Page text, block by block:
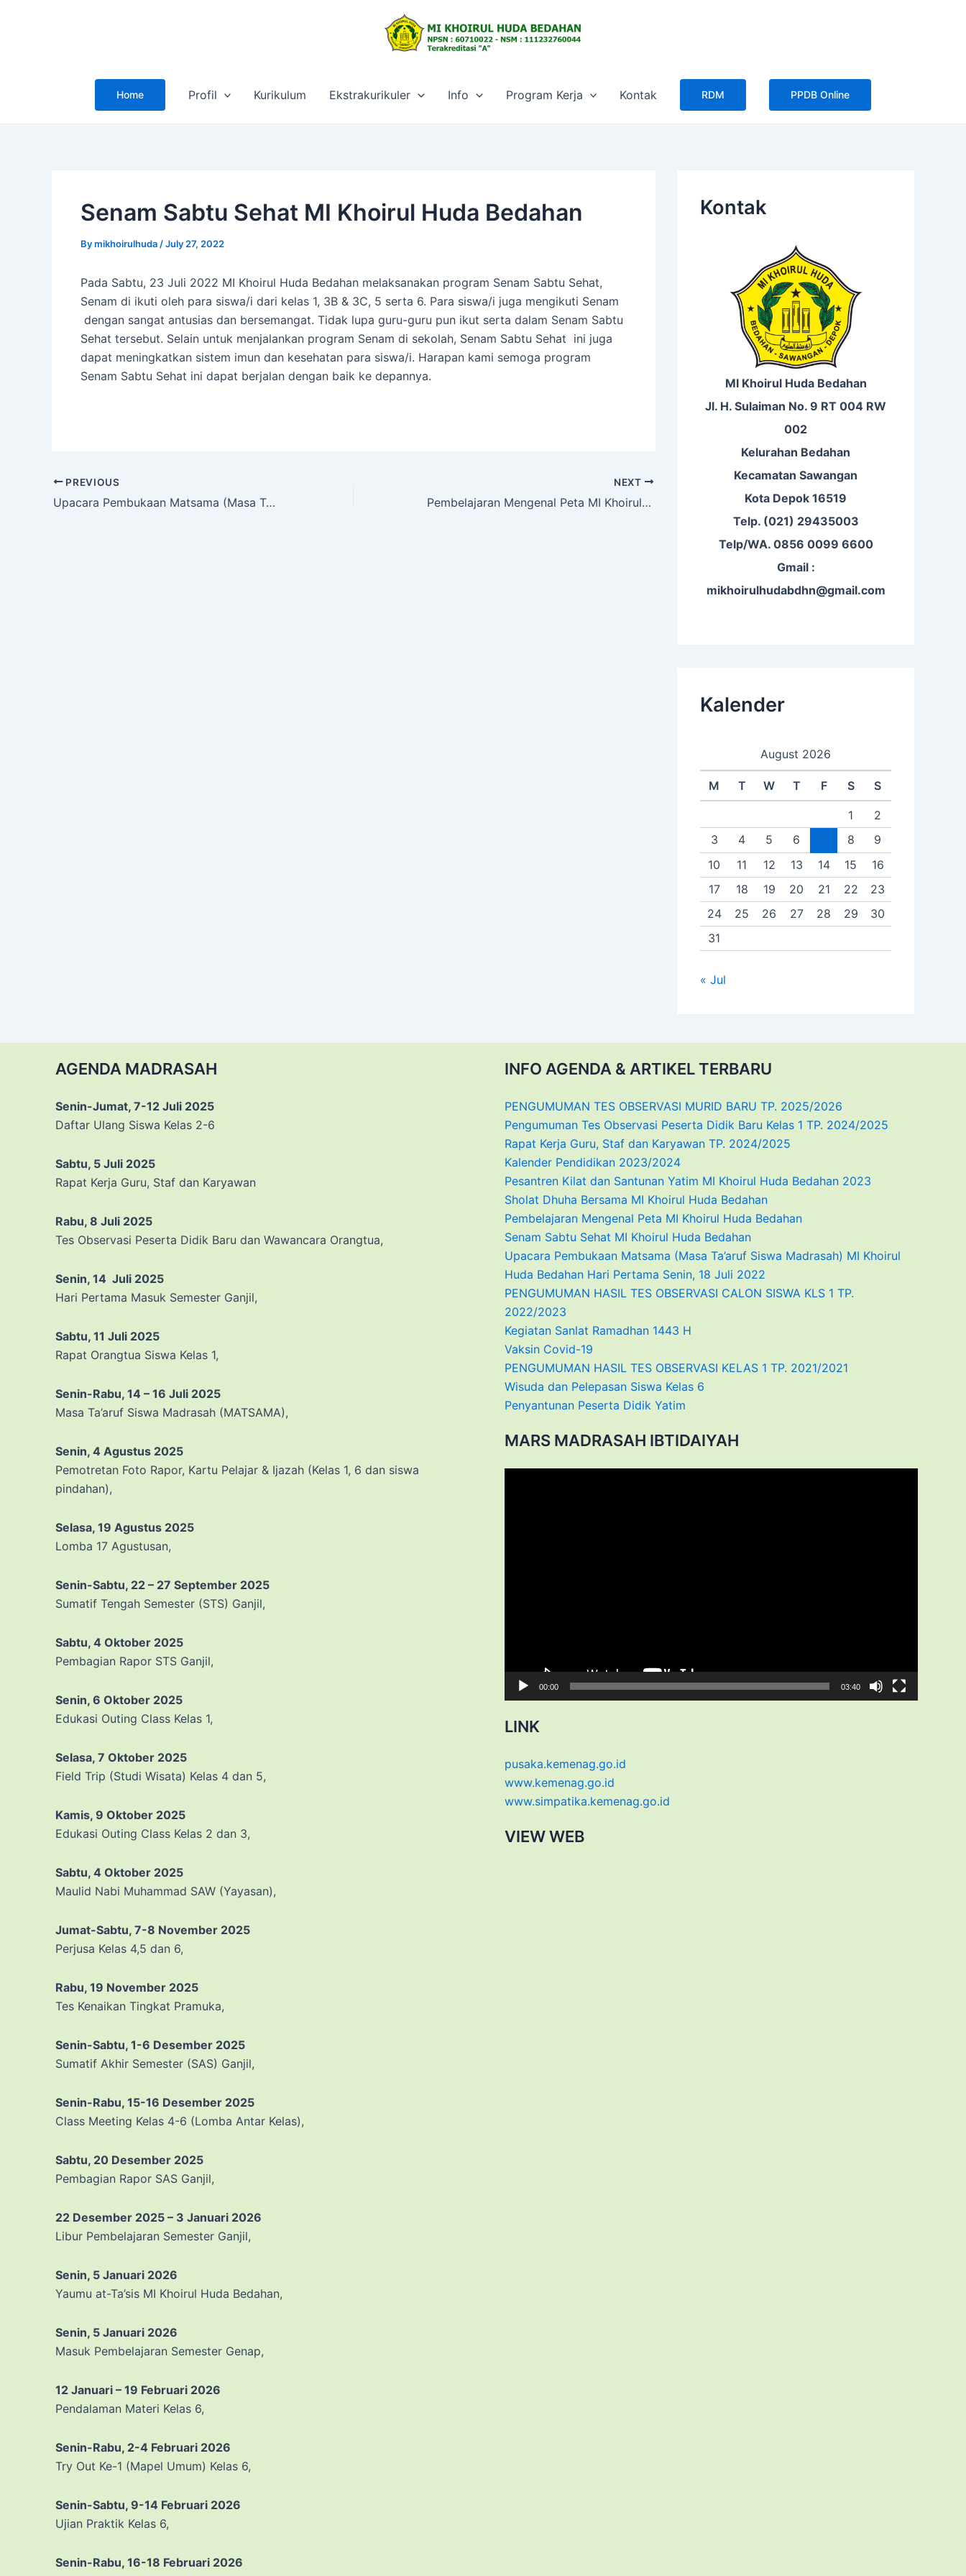
Home Profil Kurikulum Ekstrakurikuler Info Program Kerja Kontak RDM PPDB Online
Senam Sabtu Sehat MI Khoirul Huda Bedahan
Bymikhoirulhuda /July 27, 2022
Pada Sabtu, 23 Juli 2022 MI Khoirul Huda Bedahan melaksanakan program Senam Sabtu Sehat,
Senam di ikuti oleh para siswa/i dari kelas 1, 3B & 3C, 5 serta 6. Para siswa/i juga mengikuti Senam
dengan sangat antusias dan bersemangat. Tidak lupa guru-guru pun ikut serta dalam Senam Sabtu
Sehat tersebut. Selain untuk menjalankan program Senam di sekolah, Senam Sabtu Sehat ini juga
dapat meningkatkan sistem imun dan kesehatan para siswa/i. Harapan kami semoga program
Senam Sabtu Sehat ini dapat berjalan dengan baik ke depannya.
Post
navigation
PREVIOUS
Upacara Pembukaan Matsama (Masa Ta’aruf Siswa Madrasah) MI Khoirul Huda Bedahan Hari Pertama Senin, 18 Juli 2022
NEXT
Pembelajaran Mengenal Peta MI Khoirul Huda Bedahan
Kontak
MI Khoirul Huda Bedahan
Jl. H. Sulaiman No. 9 RT 004 RW
002
Kelurahan Bedahan
Kecamatan Sawangan
Kota Depok 16519
Telp. (021) 29435003
Telp/WA. 0856 0099 6600
Gmail :
mikhoirulhudabdhn@gmail.com
Kalender
August 2026
M T W T F S S
1
2
3
4 5 6 8
9
10
11 12 13 14 15
16
17
18 19 20 21 22
23
24
25 26 27 28 29
30
31
« Jul
AGENDA MADRASAH
Senin-Jumat, 7-12 Juli 2025
Daftar Ulang Siswa Kelas 2-6
Sabtu, 5 Juli 2025
Rapat Kerja Guru, Staf dan Karyawan
Rabu, 8 Juli 2025
Tes Observasi Peserta Didik Baru dan Wawancara Orangtua,
Senin, 14 Juli 2025
Hari Pertama Masuk Semester Ganjil,
Sabtu, 11 Juli 2025
Rapat Orangtua Siswa Kelas 1,
Senin-Rabu, 14 – 16 Juli 2025
Masa Ta’aruf Siswa Madrasah (MATSAMA),
Senin, 4 Agustus 2025
Pemotretan Foto Rapor, Kartu Pelajar & Ijazah (Kelas 1, 6 dan siswa
pindahan),
Selasa, 19 Agustus 2025
Lomba 17 Agustusan,
Senin-Sabtu, 22 – 27 September 2025
Sumatif Tengah Semester (STS) Ganjil,
Sabtu, 4 Oktober 2025
Pembagian Rapor STS Ganjil,
Senin, 6 Oktober 2025
Edukasi Outing Class Kelas 1,
Selasa, 7 Oktober 2025
Field Trip (Studi Wisata) Kelas 4 dan 5,
Kamis, 9 Oktober 2025
Edukasi Outing Class Kelas 2 dan 3,
Sabtu, 4 Oktober 2025
Maulid Nabi Muhammad SAW (Yayasan),
Jumat-Sabtu, 7-8 November 2025
Perjusa Kelas 4,5 dan 6,
Rabu, 19 November 2025
Tes Kenaikan Tingkat Pramuka,
Senin-Sabtu, 1-6 Desember 2025
Sumatif Akhir Semester (SAS) Ganjil,
Senin-Rabu, 15-16 Desember 2025
Class Meeting Kelas 4-6 (Lomba Antar Kelas),
Sabtu, 20 Desember 2025
Pembagian Rapor SAS Ganjil,
22 Desember 2025 – 3 Januari 2026
Libur Pembelajaran Semester Ganjil,
Senin, 5 Januari 2026
Yaumu at-Ta’sis MI Khoirul Huda Bedahan,
Senin, 5 Januari 2026
Masuk Pembelajaran Semester Genap,
12 Januari – 19 Februari 2026
Pendalaman Materi Kelas 6,
Senin-Rabu, 2-4 Februari 2026
Try Out Ke-1 (Mapel Umum) Kelas 6,
Senin-Sabtu, 9-14 Februari 2026
Ujian Praktik Kelas 6,
Senin-Rabu, 16-18 Februari 2026
INFO AGENDA & ARTIKEL TERBARU
PENGUMUMAN TES OBSERVASI MURID BARU TP. 2025/2026
Pengumuman Tes Observasi Peserta Didik Baru Kelas 1 TP. 2024/2025
Rapat Kerja Guru, Staf dan Karyawan TP. 2024/2025
Kalender Pendidikan 2023/2024
Pesantren Kilat dan Santunan Yatim MI Khoirul Huda Bedahan 2023
Sholat Dhuha Bersama MI Khoirul Huda Bedahan
Pembelajaran Mengenal Peta MI Khoirul Huda Bedahan
Senam Sabtu Sehat MI Khoirul Huda Bedahan
Upacara Pembukaan Matsama (Masa Ta’aruf Siswa Madrasah) MI Khoirul
Huda Bedahan Hari Pertama Senin, 18 Juli 2022
PENGUMUMAN HASIL TES OBSERVASI CALON SISWA KLS 1 TP.
2022/2023
Kegiatan Sanlat Ramadhan 1443 H
Vaksin Covid-19
PENGUMUMAN HASIL TES OBSERVASI KELAS 1 TP. 2021/2021
Wisuda dan Pelepasan Siswa Kelas 6
Penyantunan Peserta Didik Yatim
MARS MADRASAH IBTIDAIYAH
00:00 03:40
LINK
pusaka.kemenag.go.id
www.kemenag.go.id
www.simpatika.kemenag.go.id
VIEW WEB